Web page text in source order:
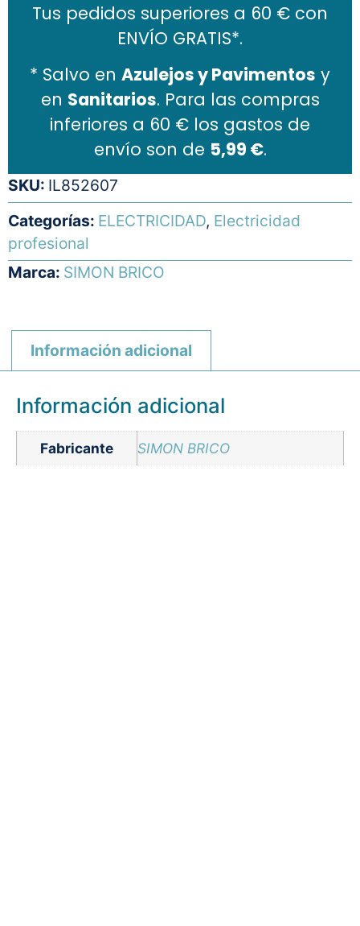
Tus pedidos superiores a 60 € con
ENVÍO GRATIS*.
* Salvo en Azulejos y Pavimentos y
en Sanitarios. Para las compras
inferiores a 60 € los gastos de
envío son de 5,99 €.
SKU: IL852607
Categorías: ELECTRICIDAD, Electricidad
profesional
Marca: SIMON BRICO
Información adicional
Información adicional
Fabricante SIMON BRICO